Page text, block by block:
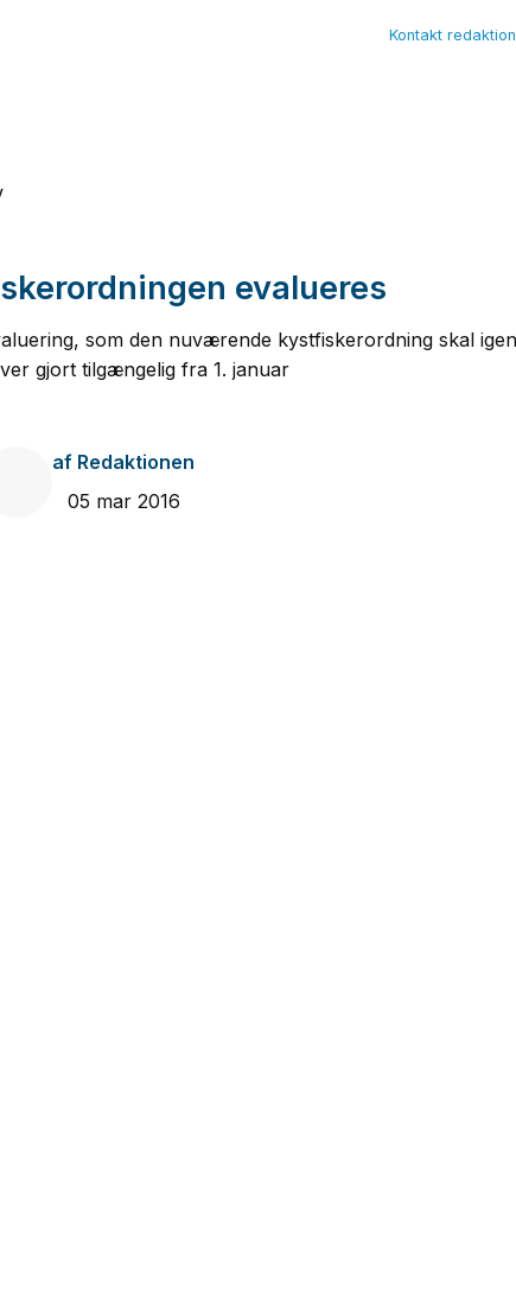
Kontakt
evalueres
som den nuværende kystfiskerordning skal
gjort tilgængelig fra 1. januar
af Redaktionen
05 mar 2016